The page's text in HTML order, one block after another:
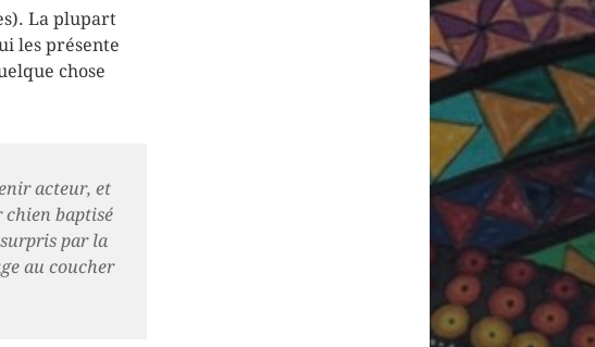
La plupart
les présente
chose
acteur, et
chien baptisé
par la
au coucher